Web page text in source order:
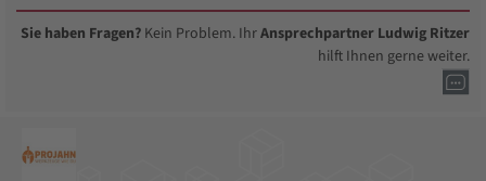
Sie haben Fragen? Kein Problem. IhrAnsprechpartner Ludwig Ritzer
hilft Ihnen gerne weiter.